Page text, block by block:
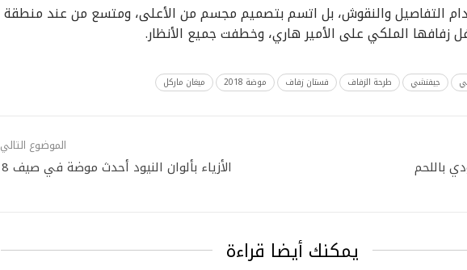
التفاصيل والنقوش، بل اتسم بتصميم مجسم من الأعلى، ومتسع من عند منطقة
زفافها الملكي على الأمير هاري، وخطفت جميع الأنظار.
جيفنشي طرحة الزفاف فستان زفاف موضة 2018 ميغان ماركل
باللحم
الموضوع التالي
الأزياء بألوان النيود أحدث موضة في صيف 2018
يمكنك أيضا قراءة